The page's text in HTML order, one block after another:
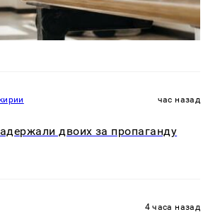
час назад
двоих за пропаганду
4 часа назад